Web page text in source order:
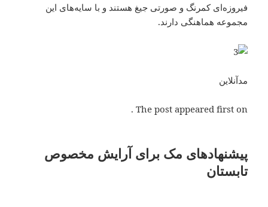
فیروزه‌ای کمرنگ و صورتی جیغ هستند و با سایه‌های این
مجموعه هماهنگی دارند.
مدآنلاین
The post appeared first on .
پیشنهادهای مک برای آرایش مخصوص
تابستان